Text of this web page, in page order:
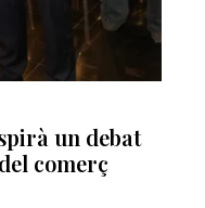
un debat
comerç